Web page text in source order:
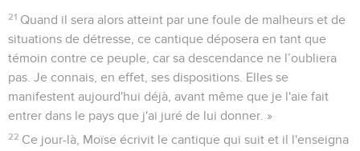
21 Quand il sera alors atteint par une foule de malheurs et de
situations de détresse, ce cantique déposera en tant que
témoin contre ce peuple, car sa descendance ne l’oubliera
pas. Je connais, en effet, ses dispositions. Elles se
manifestent aujourd'hui déjà, avant même que je l'aie fait
entrer dans le pays que j'ai juré de lui donner. »
22 Ce jour-là, Moïse écrivit le cantique qui suit et il l'enseigna